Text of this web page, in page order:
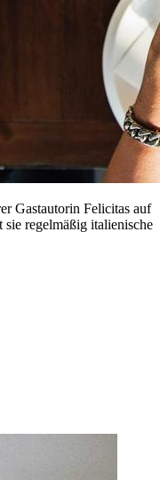
Gastautorin Felicitas auf
sie regelmäßig italienische